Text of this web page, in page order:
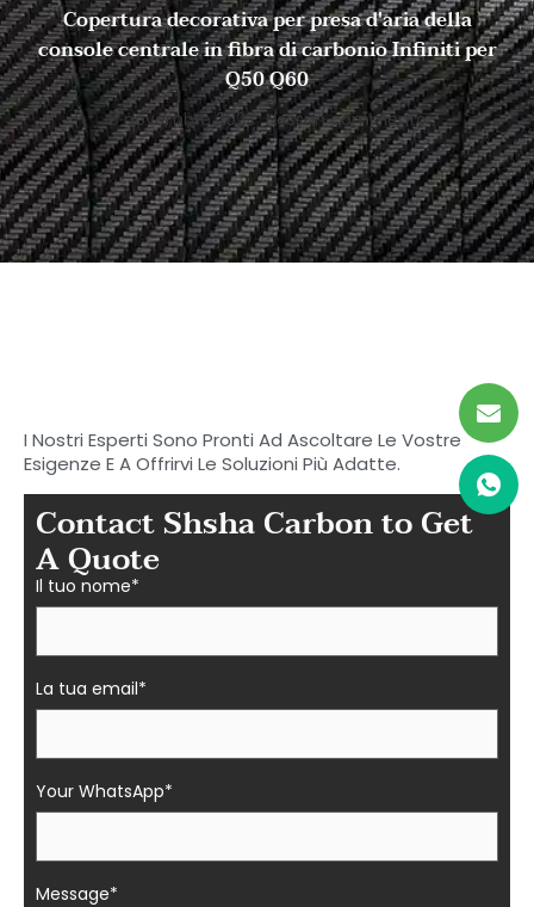
Copertura decorativa per presa d'aria della
console centrale in fibra di carbonio Infiniti per
Q50 Q60
6 novembre 2023 Nessun commento
I Nostri Esperti Sono Pronti Ad Ascoltare Le Vostre
Esigenze E A Offrirvi Le Soluzioni Più Adatte.
Contact Shsha Carbon to Get
A Quote
Il tuo nome*
La tua email*
Your WhatsApp*
Message*